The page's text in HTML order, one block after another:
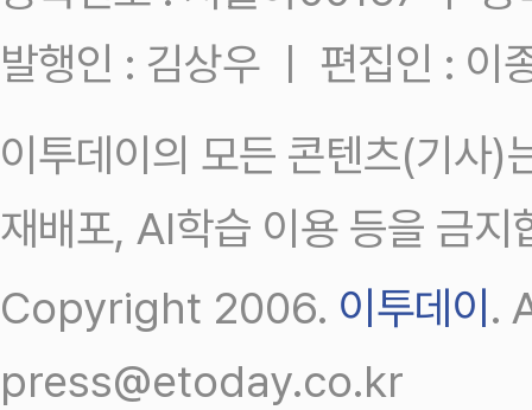
발행인 : 김상우 ㅣ 편집인 : 이
이투데이의 모든 콘텐츠(기사)
재배포, AI학습 이용 등을 금지
Copyright 2006. 이투데이 .
press@etoday.co.kr